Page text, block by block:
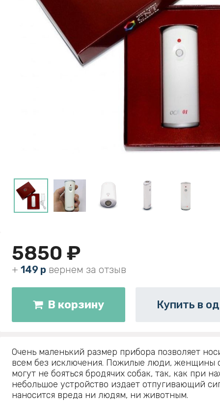
5850 ₽
+ 149 р вернем за отзыв
В корзину Купить в
Очень маленький размер прибора позволяет
всем без исключения. Пожилые люди, женщины
могут не бояться бродячих собак, так, как при
небольшое устройство издает отпугивающий
наносится вреда ни людям, ни животным.